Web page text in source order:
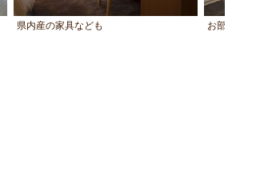
県内産の家具なども お部屋の洗